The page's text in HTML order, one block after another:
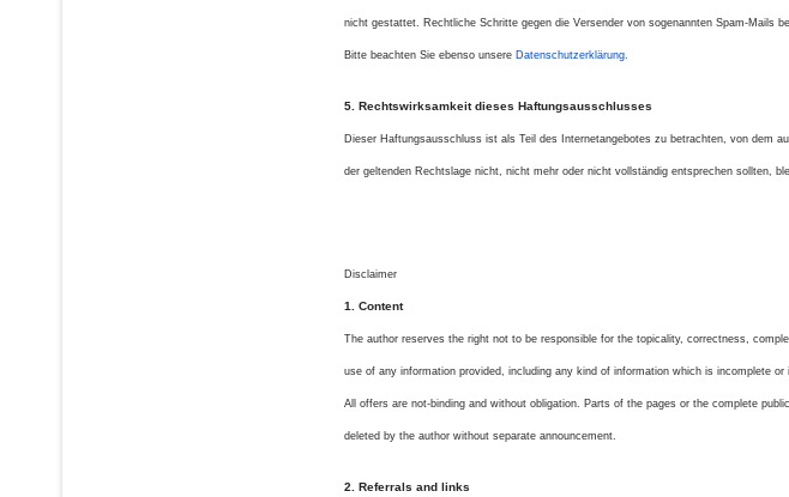
nicht gestattet. Rechtliche Schritte gegen die Versender von sogenannten Spam-Mails
Bitte beachten Sie ebenso unsere Datenschutzerklärung.
5. Rechtswirksamkeit dieses Haftungsausschlusses
Dieser Haftungsausschluss ist als Teil des Internetangebotes zu betrachten, von dem
der geltenden Rechtslage nicht, nicht mehr oder nicht vollständig entsprechen sollten,
Disclaimer
1. Content
The author reserves the right not to be responsible for the topicality, correctness,
use of any information provided, including any kind of information which is incomplete
All offers are not-binding and without obligation. Parts of the pages or the complete
deleted by the author without separate announcement.
2. Referrals and links